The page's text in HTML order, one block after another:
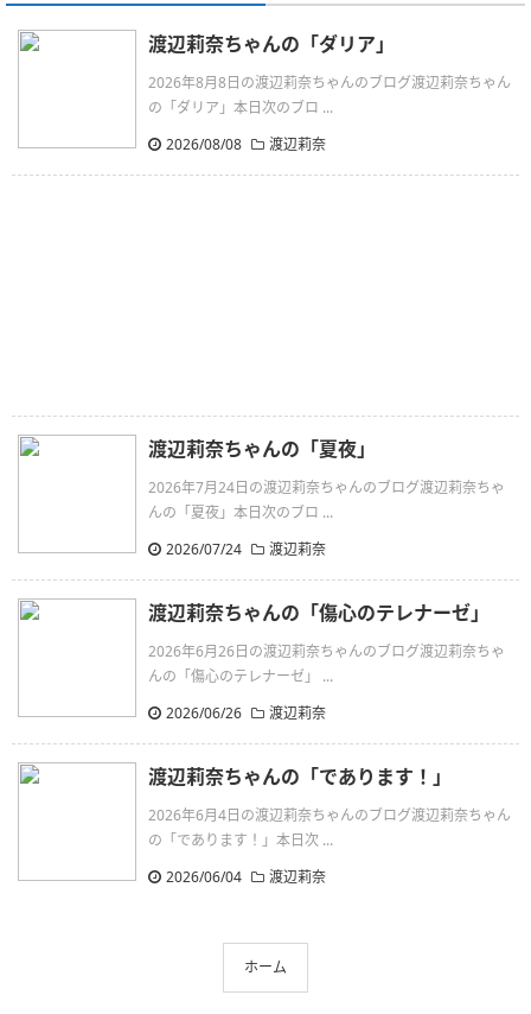
渡辺莉奈ちゃんの「ダリア」
2026年8月8日の渡辺莉奈ちゃんのブログ渡辺莉奈ちゃん
の「ダリア」本日次のブロ ...
2026/08/08
渡辺莉奈
渡辺莉奈ちゃんの「夏夜」
2026年7月24日の渡辺莉奈ちゃんのブログ渡辺莉奈ちゃ
んの「夏夜」本日次のブロ ...
2026/07/24
渡辺莉奈
渡辺莉奈ちゃんの「傷心のテレナーゼ」
2026年6月26日の渡辺莉奈ちゃんのブログ渡辺莉奈ちゃ
んの「傷心のテレナーゼ」 ...
2026/06/26
渡辺莉奈
渡辺莉奈ちゃんの「であります！」
2026年6月4日の渡辺莉奈ちゃんのブログ渡辺莉奈ちゃん
の「であります！」本日次 ...
2026/06/04
渡辺莉奈
ホーム